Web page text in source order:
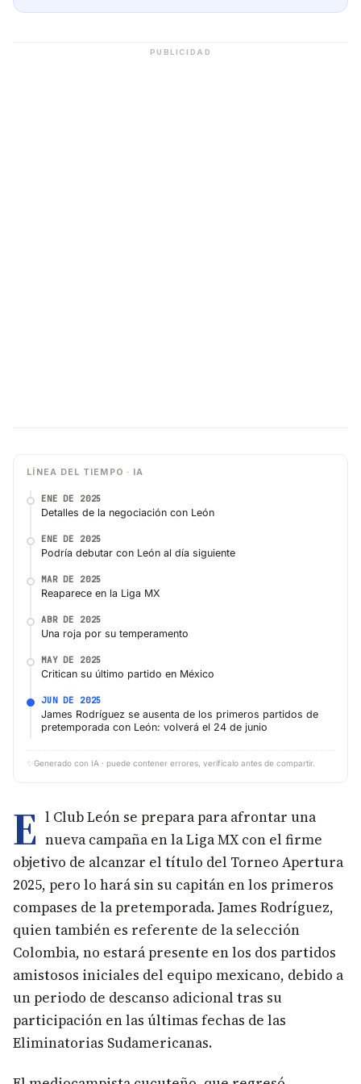
PUBLICIDAD
LÍNEA DEL TIEMPO · IA
ENE DE 2025
Detalles de la negociación con León
ENE DE 2025
Podría debutar con León al día siguiente
MAR DE 2025
Reaparece en la Liga MX
ABR DE 2025
Una roja por su temperamento
MAY DE 2025
Critican su último partido en México
JUN DE 2025
James Rodríguez se ausenta de los primeros partidos de
pretemporada con León: volverá el 24 de junio
✨ Generado con IA · puede contener errores, verifícalo antes de compartir.
E l Club León se prepara para afrontar una
nueva campaña en la Liga MX con el firme
objetivo de alcanzar el título del Torneo Apertura
2025, pero lo hará sin su capitán en los primeros
compases de la pretemporada. James Rodríguez,
quien también es referente de la selección
Colombia, no estará presente en los dos partidos
amistosos iniciales del equipo mexicano, debido a
un periodo de descanso adicional tras su
participación en las últimas fechas de las
Eliminatorias Sudamericanas.